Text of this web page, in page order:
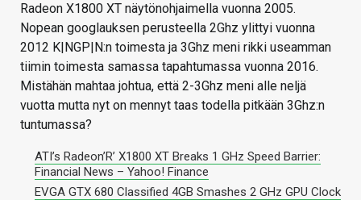
Radeon X1800 XT näytönohjaimella vuonna 2005.
Nopean googlauksen perusteella 2Ghz ylittyi vuonna
2012 K|NGP|N:n toimesta ja 3Ghz meni rikki useamman
tiimin toimesta samassa tapahtumassa vuonna 2016.
Mistähän mahtaa johtua, että 2-3Ghz meni alle neljä
vuotta mutta nyt on mennyt taas todella pitkään 3Ghz:n
tuntumassa?
ATI’s Radeon’R’ X1800 XT Breaks 1 GHz Speed Barrier:
Financial News – Yahoo! Finance
EVGA GTX 680 Classified 4GB Smashes 2 GHz GPU Clock